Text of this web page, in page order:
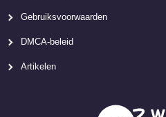
Gebruiksvoorwaarden
DMCA-beleid
Artikelen